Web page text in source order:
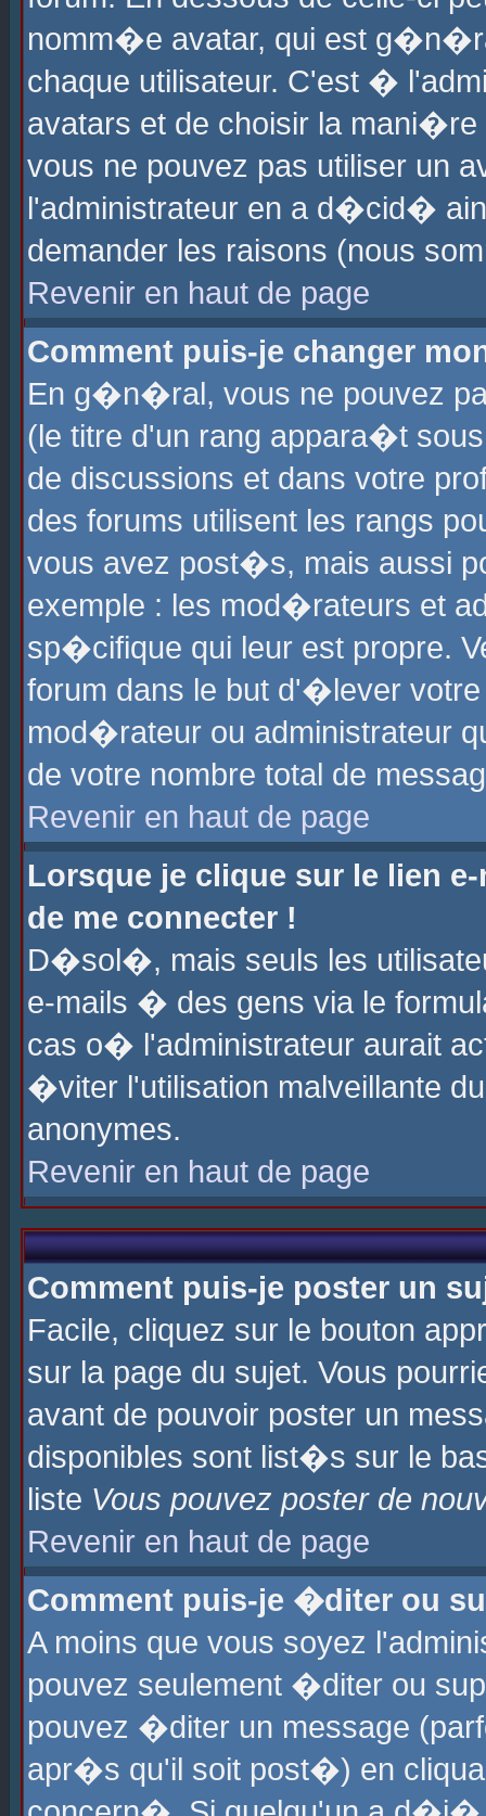
nomm�e avatar, qui est
chaque utilisateur. C'est �
avatars et de choisir la
vous ne pouvez pas utiliser un
l'administrateur en a d�cid�
demander les raisons (nous
Revenir en haut de page
Comment puis-je changer
En g�n�ral, vous ne pouvez
(le titre d'un rang appara�t
de discussions et dans votre
des forums utilisent les rangs
vous avez post�s, mais aussi
exemple : les mod�rateurs et
sp�cifique qui leur est propre.
forum dans le but d'�lever
mod�rateur ou administrateur
de votre nombre total de
Revenir en haut de page
Lorsque je clique sur le lien
de me connecter !
D�sol�, mais seuls les
e-mails � des gens via le
cas o� l'administrateur aurait
�viter l'utilisation malveillante
anonymes.
Revenir en haut de page
Comment puis-je poster un
Facile, cliquez sur le bouton
sur la page du sujet. Vous
avant de pouvoir poster un
disponibles sont list�s sur le
liste Vous pouvez poster de
Revenir en haut de page
Comment puis-je �diter ou
A moins que vous soyez
pouvez seulement �diter ou
pouvez �diter un message
apr�s qu'il soit post�) en